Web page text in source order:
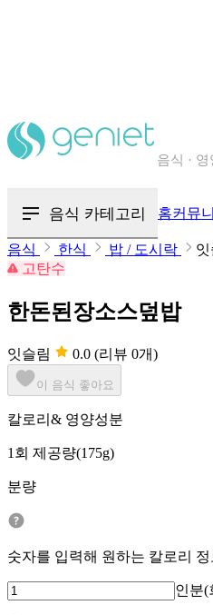
칼로리
음식 카테고리 홈커뮤
음식 한식 밥 / 도시락
고탄수
한돈된장소스덮밥
잇슬림 0.0 (리뷰 0개)
이 음식 좋아요
칼로리& 영양성분
1회 제공량(175g)
분량
숫자를 입력해 원하는 칼로리
인분(